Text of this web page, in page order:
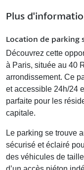
Plus
Location de parking
Découvrez cette
à Paris, située au 40
arrondissement. Ce
et accessible 24h/24
parfaite pour les
capitale.
Le parking se trouve
sécurisé et éclairé
des véhicules de